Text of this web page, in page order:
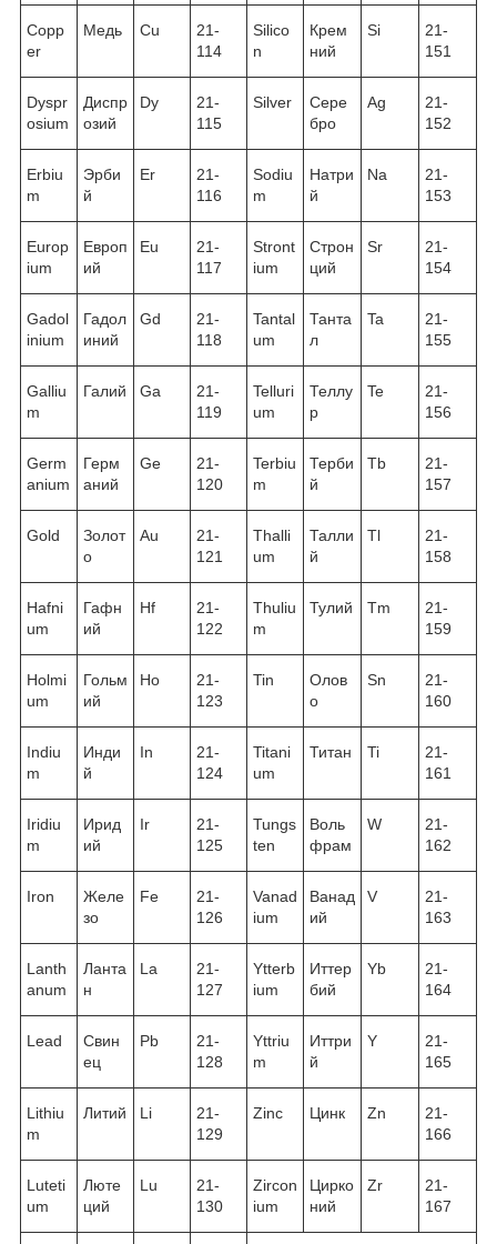
Copp
er
Медь Cu
21-
114
Silico
n
Крем
ний
Si
21-
151
Dyspr
osium
Диспр
озий
Dy
21-
115
Silver
Сере
бро
Ag
21-
152
Erbiu
m
Эрби
й
Er
21-
116
Sodiu
m
Натри
й
Na
21-
153
Europ
ium
Европ
ий
Eu
21-
117
Stront
ium
Строн
ций
Sr
21-
154
Gadol
inium
Гадол
иний
Gd
21-
118
Tantal
um
Танта
л
Ta
21-
155
Galliu
m
Галий Ga
21-
119
Telluri
um
Теллу
р
Te
21-
156
Germ
anium
Герм
аний
Ge
21-
120
Terbiu
m
Терби
й
Tb
21-
157
Gold
Золот
о
Au
21-
121
Thalli
um
Талли
й
Tl
21-
158
Hafni
um
Гафн
ий
Hf
21-
122
Thuliu
m
Тулий Tm
21-
159
Holmi
um
Гольм
ий
Ho
21-
123
Tin
Олов
о
Sn
21-
160
Indiu
m
Инди
й
In
21-
124
Titani
um
Титан Ti
21-
161
Iridiu
m
Ирид
ий
Ir
21-
125
Tungs
ten
Воль
фрам
W
21-
162
Iron
Желе
зо
Fe
21-
126
Vanad
ium
Ванад
ий
V
21-
163
Lanth
anum
Ланта
н
La
21-
127
Ytterb
ium
Иттер
бий
Yb
21-
164
Lead
Свин
ец
Pb
21-
128
Yttriu
m
Иттри
й
Y
21-
165
Lithiu
m
Литий Li
21-
129
Zinc Цинк Zn
21-
166
Luteti
um
Люте
ций
Lu
21-
130
Zircon
ium
Цирко
ний
Zr
21-
167